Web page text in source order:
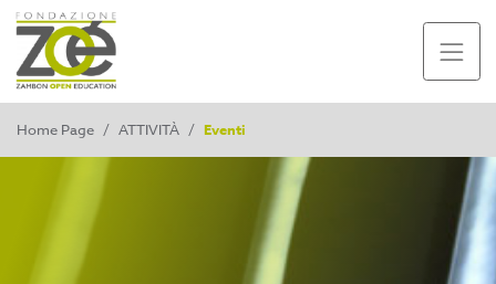
Home Page / ATTIVITÀ / Eventi